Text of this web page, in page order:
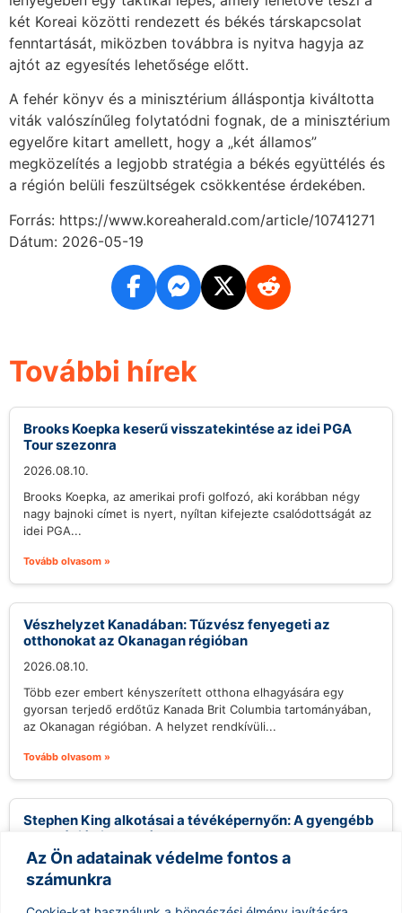
Az Ön adatainak védelme fontos a
számunkra
két Koreai közötti rendezett és békés társkapcsolat
fenntartását, miközben továbbra is nyitva hagyja az
ajtót az egyesítés lehetősége előtt.
A fehér könyv és a minisztérium álláspontja kiváltotta
viták valószínűleg folytatódni fognak, de a minisztérium
egyelőre kitart amellett, hogy a „két államos”
megközelítés a legjobb stratégia a békés együttélés és
a régión belüli feszültségek csökkentése érdekében.
Forrás: https://www.koreaherald.com/article/10741271
Dátum: 2026-05-19
További hírek
Brooks Koepka keserű visszatekintése az idei PGA
Tour szezonra
2026.08.10.
Brooks Koepka, az amerikai profi golfozó, aki korábban négy
nagy bajnoki címet is nyert, nyíltan kifejezte csalódottságát az
idei PGA...
Tovább olvasom »
Vészhelyzet Kanadában: Tűzvész fenyegeti az
otthonokat az Okanagan régióban
2026.08.10.
Több ezer embert kényszerített otthona elhagyására egy
gyorsan terjedő erdőtűz Kanada Brit Columbia tartományában,
az Okanagan régióban. A helyzet rendkívüli...
Tovább olvasom »
Stephen King alkotásai a tévéképernyőn: A gyengébb
adaptációk is vonzóak?
2026.08.10.
Stephen King, a horror és thriller műfajának királya, több mint
100 film- és minisorozat-adaptációt inspirált már, ami szinte